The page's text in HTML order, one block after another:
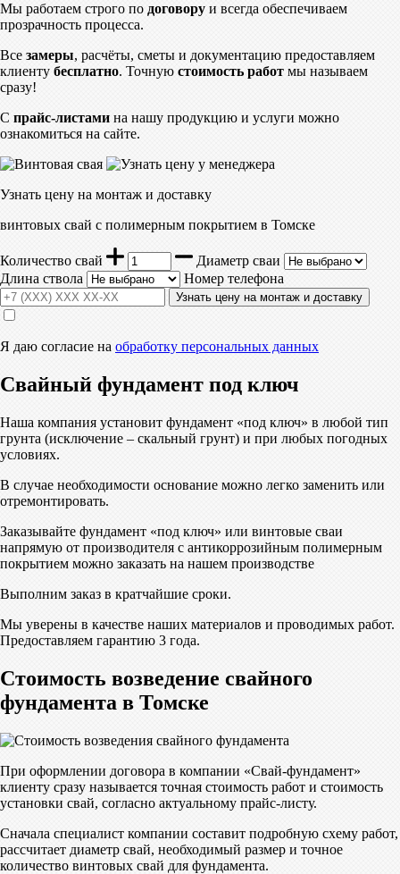
Мы работаем строго по договору и всегда обеспечиваем
прозрачность процесса.
Все замеры, расчёты, сметы и документацию предоставляем
клиенту бесплатно. Точную стоимость работ мы называем
сразу!
С прайс-листами на нашу продукцию и услуги можно
ознакомиться на сайте.
Узнать цену на монтаж и доставку
винтовых свай с полимерным покрытием в Томске
Количество свай
Диаметр сваи
Длина ствола
Номер телефона
Узнать цену на монтаж и доставку
Я даю согласие на обработку персональных данных
Свайный фундамент под ключ
Наша компания установит фундамент «под ключ» в любой тип
грунта (исключение – скальный грунт) и при любых погодных
условиях.
В случае необходимости основание можно легко заменить или
отремонтировать.
Заказывайте фундамент «под ключ» или винтовые сваи
напрямую от производителя с антикоррозийным полимерным
покрытием можно заказать на нашем производстве
Выполним заказ в кратчайшие сроки.
Мы уверены в качестве наших материалов и проводимых работ.
Предоставляем гарантию 3 года.
Стоимость возведение свайного
фундамента в Томске
При оформлении договора в компании «Свай-фундамент»
клиенту сразу называется точная стоимость работ и стоимость
установки свай, согласно актуальному прайс-листу.
Сначала специалист компании составит подробную схему работ,
рассчитает диаметр свай, необходимый размер и точное
количество винтовых свай для фундамента.